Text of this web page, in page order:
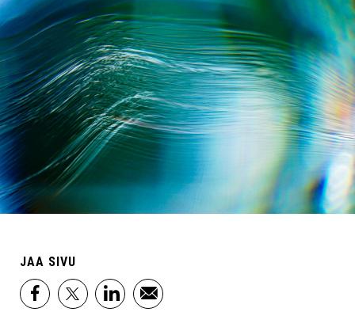
JAA SIVU
facebook
x linkedinemail